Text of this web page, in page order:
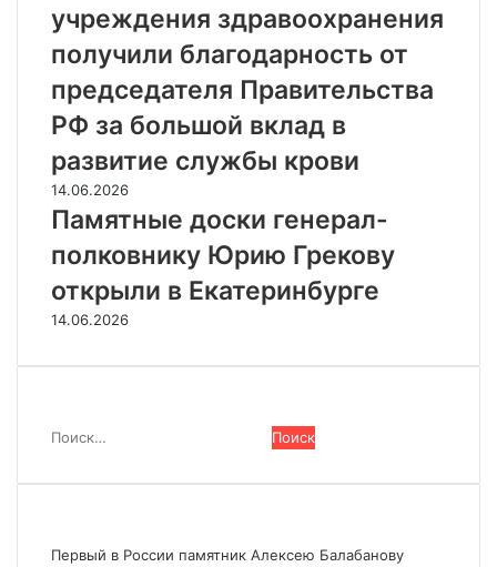
учреждения здравоохранения
получили благодарность от
председателя Правительства
РФ за большой вклад в
развитие службы крови
14.06.2026
Памятные доски генерал-
полковнику Юрию Грекову
открыли в Екатеринбурге
14.06.2026
Найти:
Первый в России памятник Алексею Балабанову